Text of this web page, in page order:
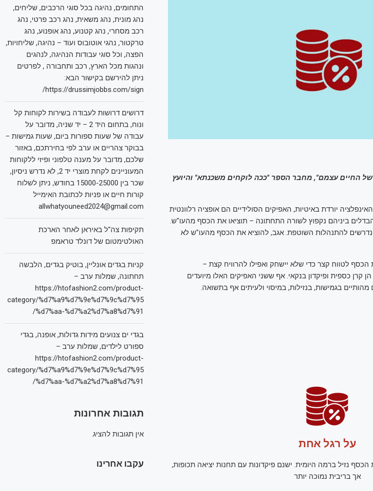
החיים עצמם", מחבר הספר "ככה לוקחים משכנתא" והיועץ
יורדת באיטיות, האפיקים הסולידיים הם אופציה רלוונטית
ביניהם נקפוץ לשורה התחתונה – תוציאו את הכסף מהעו"ש.
נדרשים להתנהלות השוטפת. אגב, להוציא את הכסף מהעו"ש לא
לטווח קצר כדי שלא יישחק ואפילו להרוויח קצת –
קרן כספית ופיקדון בנקאי. אף ששני האפיקים האלו מיועדים
בגמישות, בנזילות, במיסוי ולעיתים אף בתשואה.
על רגל אחת
נזיל ברמה היומית. ישנם פיקדונות עם תחנות יציאה תכופות,
אך בריבית נמוכה יותר
התחומים, נהיגה בכל סוגי הרכבים, שליחים,
נהג מונית, נהג משאית, נהג רכב פרטי, נהג
רכב מסחרי, נהג קטנוע, נהג אופנוע, נהג
טרקטור, נהגי אוטובוס ועוד – נהיגה, שליחויות,
הפצה, וכל סוגי עבודות הנהיגה, לנהגים
ונהגות מכל הארץ, רכב ותחבורה , לפרטים
ניתן להירשם בקישור הבא:
https://drussimjobbs.com/sign/
דרושים דרושות לעבודה בשירות לקוחות קל
ונוח, בתחום היד 2 – יד שניה, מדובר על
עבודה של שעות ספורות ביום, שעות גמישות –
בבוקר צהריים או ערב לפי בחירתכם, באזור
שלכם, מדובר על מענה טלפוני ופיזי ללקוחות
המעוניינים לקחת מוצרי יד 2, לא נדרש ניסיון,
שכר בין 15000-25000 בחודש, ניתן לשלוח
קורות חיים או פניות לכתובת האימייל
allwhatyouneed2024@gmail.com
תקיפות צה"ל באיראן לאחר הארכת
האולטימטום של דונלד טראמפ
קניות בגדים אונליין, בוטיק בגדים, הלבשה
תחתונה, שמלות ערב –
https://htofashion2.com/product-
category/%d7%a9%d7%9e%d7%9c%d7%95
%d7%aa-%d7%a2%d7%a8%d7%91/
בגדי ים צנועים מידות גדולות, אופנה, בגדי
ספורט לילדים, שמלות ערב –
https://htofashion2.com/product-
category/%d7%a9%d7%9e%d7%9c%d7%95
%d7%aa-%d7%a2%d7%a8%d7%91/
תגובות אחרונות
אין תגובות להציג.
עקבו אחרינו